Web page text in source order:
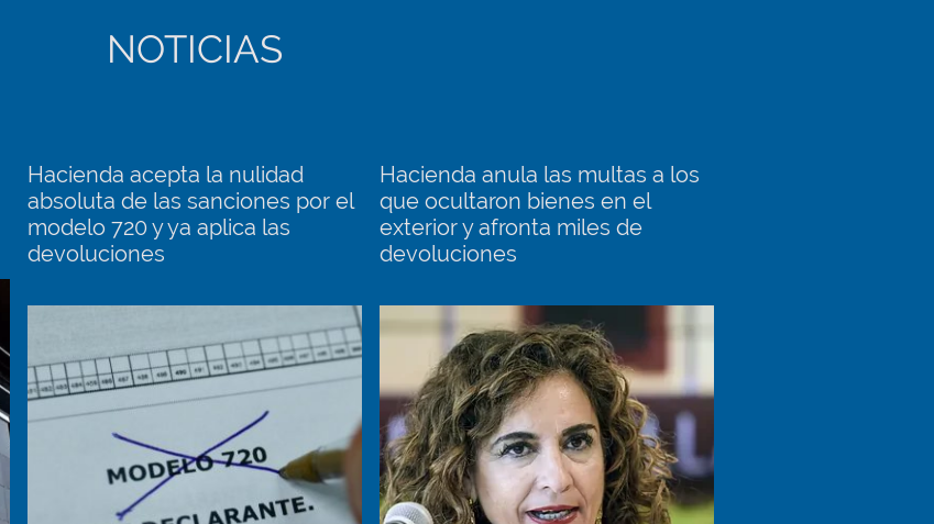
NOTICIAS
Hacienda acepta la nulidad
absoluta de las sanciones por el
modelo 720 y ya aplica las
devoluciones
Hacienda anula las multas a los
que ocultaron bienes en el
exterior y afronta miles de
devoluciones